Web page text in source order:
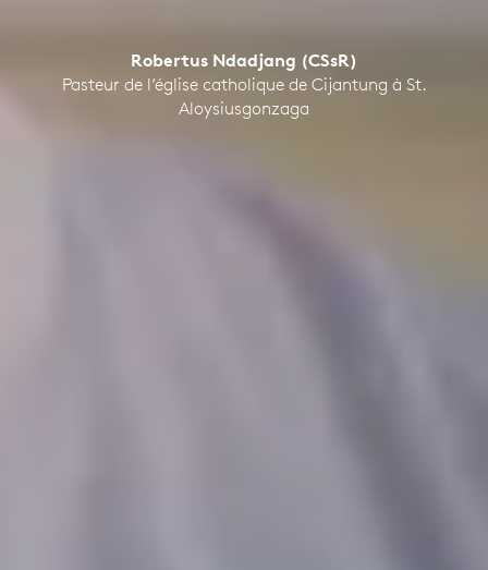
Robertus Ndadjang (CSsR)
Pasteur de l’église catholique de Cijantung à St.
Aloysiusgonzaga